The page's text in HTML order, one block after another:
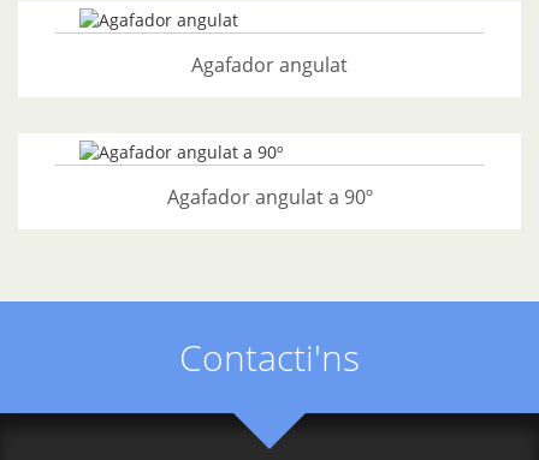
Agafador angulat
Agafador angulat a 90º
Contacti'ns